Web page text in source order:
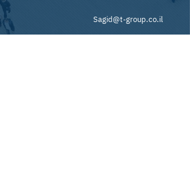
Sagid@t-group.co.il